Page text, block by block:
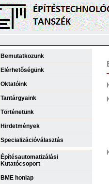
Bemutatkozunk
Elérhetőségünk
Oktatóink
Tantárgyaink
Történetünk
Hirdetmények
Specializációválasztás
Építésautomatizálási
Kutatócsoport
BME honlap